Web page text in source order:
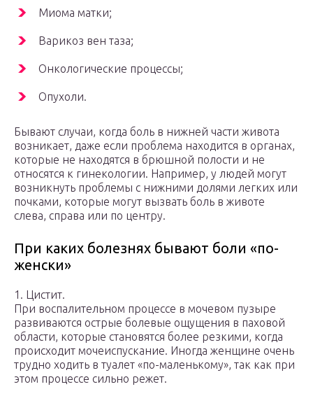
Миома матки;
Варикоз вен таза;
Онкологические процессы;
Опухоли.
Бывают случаи, когда боль в нижней части живота
возникает, даже если проблема находится в органах,
которые не находятся в брюшной полости и не
относятся к гинекологии. Например, у людей могут
возникнуть проблемы с нижними долями легких или
почками, которые могут вызвать боль в животе
слева, справа или по центру.
При каких болезнях бывают боли «по-
женски»
1. Цистит.
При воспалительном процессе в мочевом пузыре
развиваются острые болевые ощущения в паховой
области, которые становятся более резкими, когда
происходит мочеиспускание. Иногда женщине очень
трудно ходить в туалет «по-маленькому», так как при
этом процессе сильно режет.